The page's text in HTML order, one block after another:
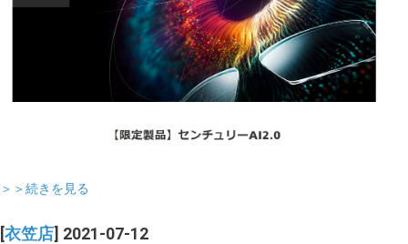
＞＞続きを見る
[衣笠店] 2021-07-12